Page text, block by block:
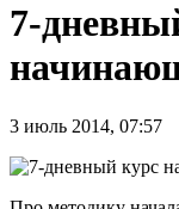
7-
3 июль 2014, 07:57